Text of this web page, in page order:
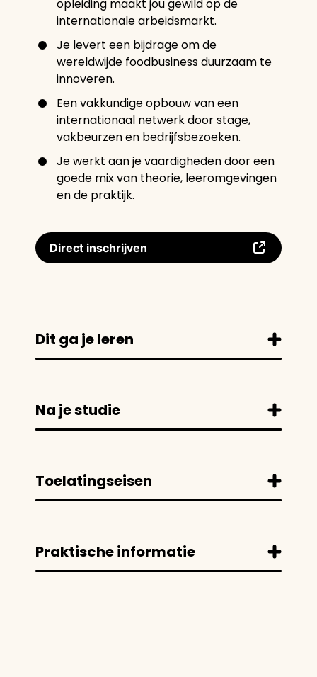
opleiding maakt jou gewild op de
internationale arbeidsmarkt.
Je levert een bijdrage om de
wereldwijde foodbusiness duurzaam te
innoveren.
Een vakkundige opbouw van een
internationaal netwerk door stage,
vakbeurzen en bedrijfsbezoeken.
Je werkt aan je vaardigheden door een
goede mix van theorie, leeromgevingen
en de praktijk.
Direct inschrijven
Dit ga je leren
Na je studie
Toelatingseisen
Praktische informatie